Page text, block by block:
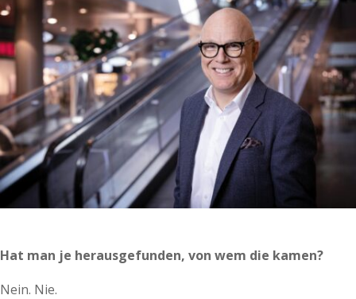
Hat man je herausgefunden, von wem die kamen?
Nein. Nie.